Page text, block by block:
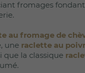
fromages
au fromage de
une raclette au
que la classique